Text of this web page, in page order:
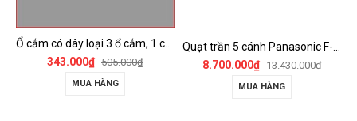
343.000₫ 505.000₫
MUA HÀNG
Quạt trần 5 cánh Panasonic F-60DGN có đèn LED và kết nối Wireless
8.700.000₫ 13.430.000₫
MUA HÀNG